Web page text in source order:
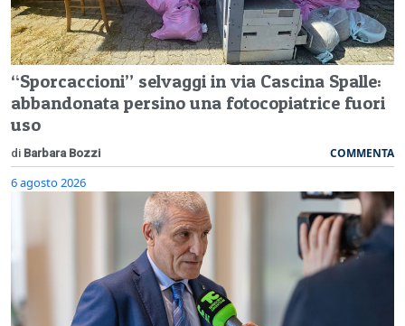
“Sporcaccioni” selvaggi in via Cascina Spalle:
abbandonata persino una fotocopiatrice fuori
uso
di Barbara Bozzi COMMENTA
6 agosto 2026